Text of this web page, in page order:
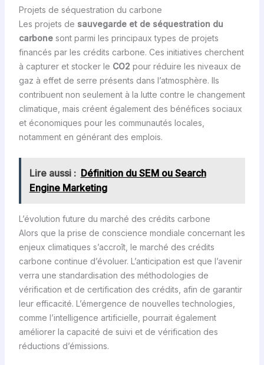
Projets de séquestration du carbone
Les projets de sauvegarde et de séquestration du
carbonesont parmi les principaux types de projets
financés par les crédits carbone. Ces initiatives cherchent
à capturer et stocker le CO2 pour réduire les niveaux de
gaz à effet de serre présents dans l’atmosphère. Ils
contribuent non seulement à la lutte contre le changement
climatique, mais créent également des bénéfices sociaux
et économiques pour les communautés locales,
notamment en générant des emplois.
Lire aussi : Définition du SEM ou Search
Engine Marketing
L’évolution future du marché des crédits carbone
Alors que la prise de conscience mondiale concernant les
enjeux climatiques s’accroît, le marché des crédits
carbone continue d’évoluer. L’anticipation est que l’avenir
verra une standardisation des méthodologies de
vérification et de certification des crédits, afin de garantir
leur efficacité. L’émergence de nouvelles technologies,
comme l’intelligence artificielle, pourrait également
améliorer la capacité de suivi et de vérification des
réductions d’émissions.